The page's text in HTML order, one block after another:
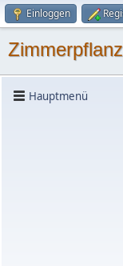
Einloggen
Hauptmenü